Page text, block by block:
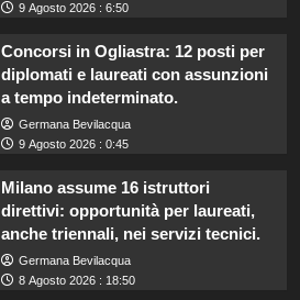
9 Agosto 2026 : 6:50
Concorsi in Ogliastra: 12 posti per
diplomati e laureati con assunzioni
a tempo indeterminato.
Germana Bevilacqua
9 Agosto 2026 : 0:45
Milano assume 16 istruttori
direttivi: opportunità per laureati,
anche triennali, nei servizi tecnici.
Germana Bevilacqua
8 Agosto 2026 : 18:50